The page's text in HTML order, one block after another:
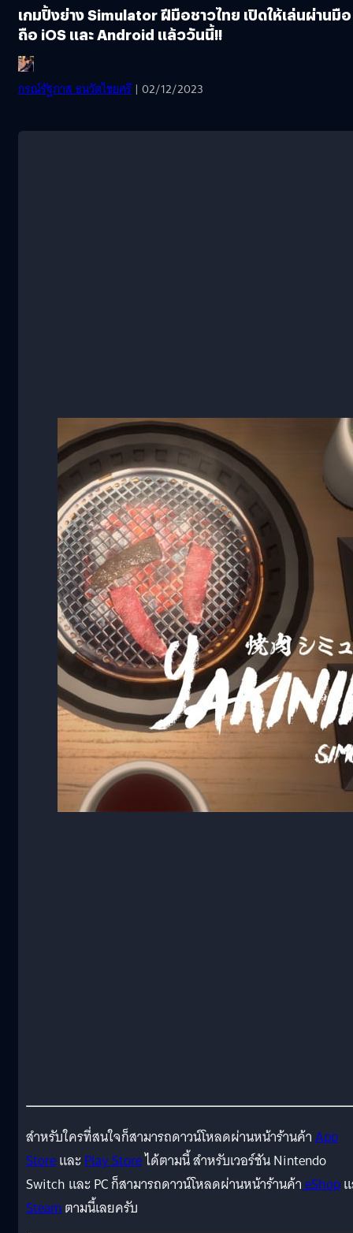
เกมปิ้งย่าง Simulator ฝีมือชาวไทย เปิดให้เล่นผ่านมือ
ถือ iOS และ Android แล้ววันนี้!!
กรณ์รัฐภาส ธนวัตไชยศรี | 02/12/2023
สำหรับใครที่สนใจก็สามารถดาวน์โหลดผ่านหน้าร้านค้าApp
StoreและPlay Storeได้ตามนี้ สำหรับเวอร์ชัน Nintendo
Switch และ PC ก็สามารถดาวน์โหลดผ่านหน้าร้านค้าeShop
Steamตามนี้เลยครับ